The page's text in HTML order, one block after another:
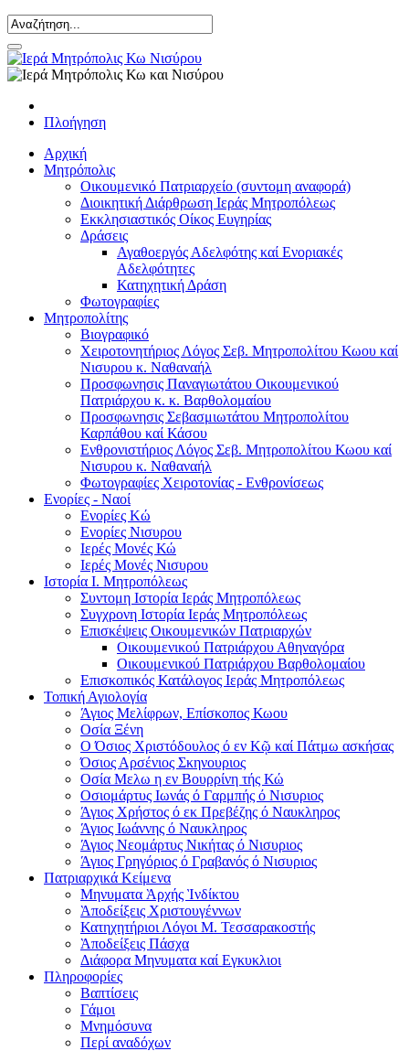
Πλοήγηση
Αρχική
Μητρόπολις
Οικουμενικό Πατριαρχείο (συντομη αναφορά)
Διοικητική Διάρθρωση Ιεράς Μητροπόλεως
Εκκλησιαστικός Οίκος Ευγηρίας
Δράσεις
Αγαθοεργός Αδελφότης καί Ενοριακές
Αδελφότητες
Κατηχητική Δράση
Φωτογραφίες
Μητροπολίτης
Βιογραφικό
Χειροτονητήριος Λόγος Σεβ. Μητροπολίτου Κωου καί
Νισυρου κ. Ναθαναήλ
Προσφωνησις Παναγιωτάτου Οικουμενικού
Πατριάρχου κ. κ. Βαρθολομαίου
Προσφωνησις Σεβασμιωτάτου Μητροπολίτου
Καρπάθου καί Κάσου
Ενθρονιστήριος Λόγος Σεβ. Μητροπολίτου Κωου καί
Νισυρου κ. Ναθαναήλ
Φωτογραφίες Χειροτονίας - Ενθρονίσεως
Ενορίες - Ναοί
Ενορίες Kώ
Ενορίες Νισυρου
Ιερές Μονές Κώ
Ιερές Μονές Νισυρου
Ιστορία Ι. Μητροπόλεως
Συντομη Ιστορία Ιεράς Μητροπόλεως
Συγχρονη Ιστορία Ιεράς Μητροπόλεως
Επισκέψεις Οικουμενικών Πατριαρχών
Οικουμενικού Πατριάρχου Αθηναγόρα
Οικουμενικού Πατριάρχου Βαρθολομαίου
Επισκοπικός Κατάλογος Ιεράς Μητροπόλεως
Τοπική Αγιολογία
Άγιος Μελίφρων, Επίσκοπος Κωου
Οσία Ξένη
Ο Όσιος Χριστόδουλος ό εν Κῷ καί Πάτμω ασκήσας
Όσιος Αρσένιος Σκηνουριος
Οσία Μελω η εν Βουρρίνη τής Κώ
Οσιομάρτυς Ιωνάς ό Γαρμπής ό Νισυριος
Άγιος Χρήστος ό εκ Πρεβέζης ό Ναυκληρος
Άγιος Ιωάννης ό Ναυκληρος
Άγιος Νεομάρτυς Νικήτας ό Νισυριος
Άγιος Γρηγόριος ό Γραβανός ό Νισυριος
Πατριαρχικά Κείμενα
Μηνυματα Ὰρχής Ὶνδίκτου
Ὰποδείξεις Χριστουγέννων
Κατηχητήριοι Λόγοι Μ. Τεσσαρακοστής
Ὰποδείξεις Πάσχα
Διάφορα Μηνυματα καί Εγκυκλιοι
Πληροφορίες
Βαπτίσεις
Γάμοι
Μνημόσυνα
Περί αναδόχων